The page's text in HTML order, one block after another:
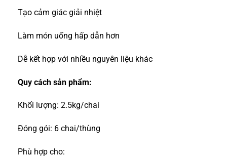
Tạo cảm giác giải nhiệt
Làm món uống hấp dẫn hơn
Dễ kết hợp với nhiều nguyên liệu khác
Quy cách sản phẩm:
Khối lượng: 2.5kg/chai
Đóng gói: 6 chai/thùng
Phù hợp cho: